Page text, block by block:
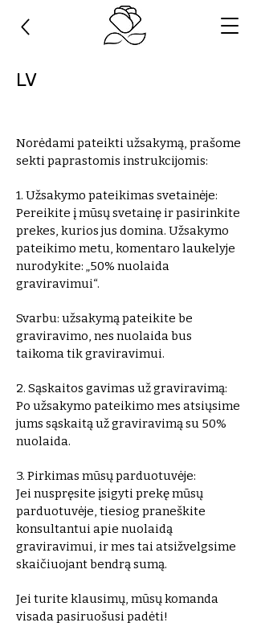
LV
Norėdami pateikti užsakymą, prašome
sekti paprastomis instrukcijomis:
1. Užsakymo pateikimas svetainėje:
Pereikite į mūsų svetainę ir pasirinkite
prekes, kurios jus domina. Užsakymo
pateikimo metu, komentaro laukelyje
nurodykite: „50% nuolaida
graviravimui“.
Svarbu: užsakymą pateikite be
graviravimo, nes nuolaida bus
taikoma tik graviravimui.
2. Sąskaitos gavimas už graviravimą:
Po užsakymo pateikimo mes atsiųsime
jums sąskaitą už graviravimą su 50%
nuolaida.
3. Pirkimas mūsų parduotuvėje:
Jei nuspręsite įsigyti prekę mūsų
parduotuvėje, tiesiog praneškite
konsultantui apie nuolaidą
graviravimui, ir mes tai atsižvelgsime
skaičiuojant bendrą sumą.
Jei turite klausimų, mūsų komanda
visada pasiruošusi padėti!